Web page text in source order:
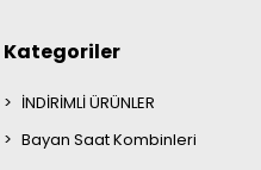
Kategoriler
İNDİRİMLİ ÜRÜNLER
Bayan Saat Kombinleri